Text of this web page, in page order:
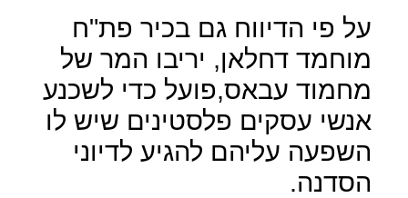
על פי הדיווח גם בכיר פת"ח
מוחמד דחלאן, יריבו המר של
מחמוד עבאס,פועל כדי לשכנע
אנשי עסקים פלסטינים שיש לו
השפעה עליהם להגיע לדיוני
הסדנה.